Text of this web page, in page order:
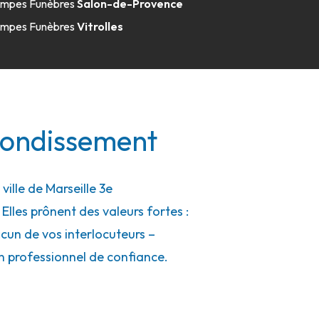
FunèbresSalon-de-Provence
FunèbresVitrolles
de Marseille 3e
prônent des valeurs fortes :
de vos interlocuteurs –
professionnel de confiance.